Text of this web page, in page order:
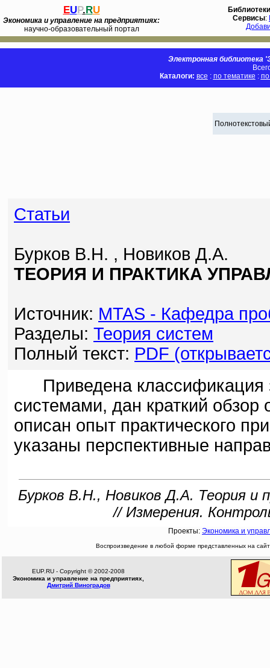
EUP.RU
Экономика и управление на предприятиях:
научно-образовательный портал
Библиотеки
Сервисы:
Электронная библиотека
Каталоги: все : по тематике :
Статьи
Бурков В.Н. , Новиков Д.А.
ТЕОРИЯ И ПРАКТИКА
Источник: MTAS - Кафедра
Разделы: Теория систем
Полный текст: PDF
Приведена классификация
системами, дан краткий обзор
описан опыт практического
указаны перспективные
Бурков В.Н., Новиков Д.А. Теория и
// Измерения.
Проекты: Экономика и
Воспроизведение в любой форме представленных на
EUP.RU - Copyright © 2002-2008
Экономика и управление на предприятиях,
Дмитрий Виноградов